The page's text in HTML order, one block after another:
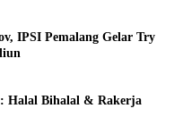
IPSI Pemalang Gelar Try
Halal Bihalal & Rakerja